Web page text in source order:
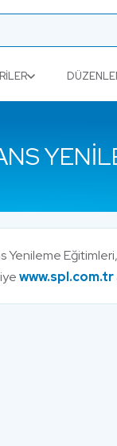
Yenileme
www.spl.com.tr